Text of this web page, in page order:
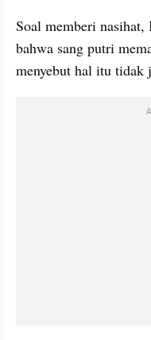
Soal memberi
bahwa sang putri
menyebut hal itu tidak